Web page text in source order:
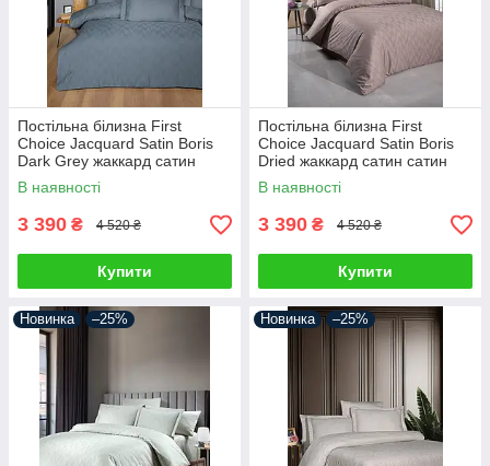
Постільна білизна First
Choice Jacquard Satin Boris
Dark Grey жаккард сатин
сатин Туреччина 200х220см
В наявності
3 390 ₴ 4 520 ₴
Купити
Постільна білизна First
Choice Jacquard Satin Boris
Dried жаккард сатин сатин
Туреччина 200х220см
В наявності
3 390 ₴ 4 520 ₴
Купити
Новинка –25% Новинка –25%